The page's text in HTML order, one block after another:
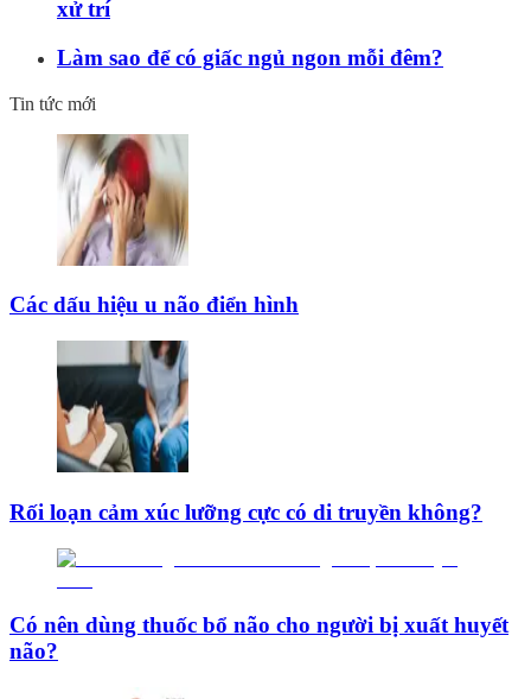
xử trí
Làm sao để có giấc ngủ ngon mỗi đêm?
Tin tức mới
Các dấu hiệu u não điển hình
Rối loạn cảm xúc lưỡng cực có di truyền không?
Có nên dùng thuốc bổ não cho người bị xuất huyết
não?